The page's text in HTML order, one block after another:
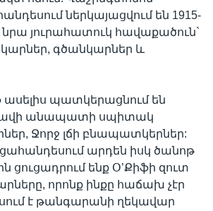
ներկայացվում են 1915-
նրա յուրահատուկ հավաքածուն`
գծանկարներ և
պատկերացնում են
անապատի սպիտակ
Ջորջ լճի բնապատկերներ:
արդեն իսկ ծանոթ
ցուցադրում ենք Օ’Քիֆի զուտ
որոնք ինքը հաճախ չէր
է թանգարանի ղեկավար